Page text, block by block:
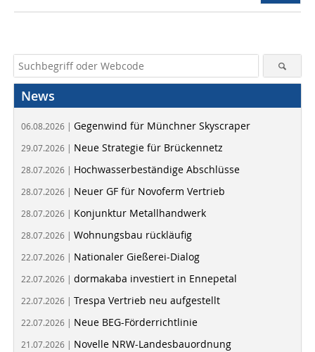
News
06.08.2026 | Gegenwind für Münchner Skyscraper
29.07.2026 | Neue Strategie für Brückennetz
28.07.2026 | Hochwasserbeständige Abschlüsse
28.07.2026 | Neuer GF für Novoferm Vertrieb
28.07.2026 | Konjunktur Metallhandwerk
28.07.2026 | Wohnungsbau rückläufig
22.07.2026 | Nationaler Gießerei-Dialog
22.07.2026 | dormakaba investiert in Ennepetal
22.07.2026 | Trespa Vertrieb neu aufgestellt
22.07.2026 | Neue BEG-Förderrichtlinie
21.07.2026 | Novelle NRW-Landesbauordnung